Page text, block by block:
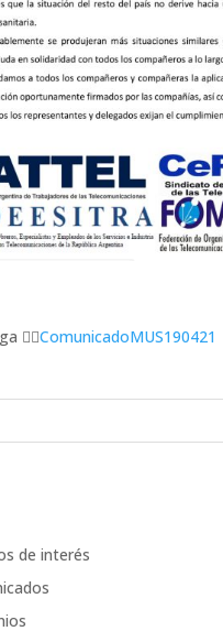
👉🏽ComunicadoMUS190421
de interés